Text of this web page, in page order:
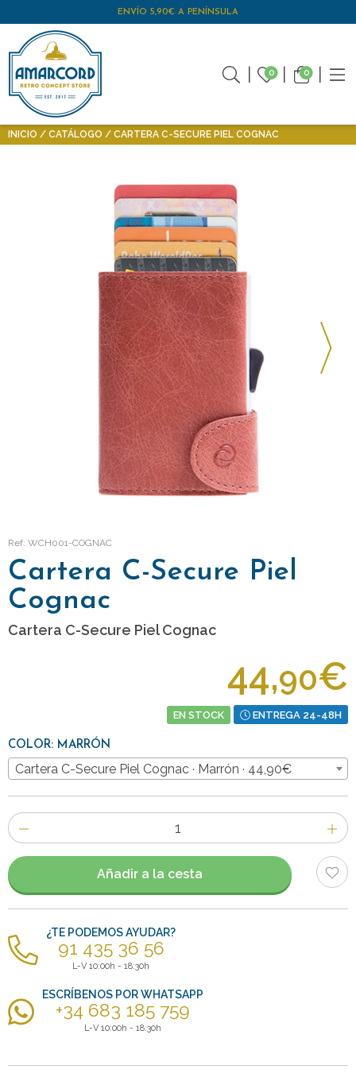
ENVÍO 5,90€ A PENÍNSULA
0 0
INICIO CATÁLOGO CARTERA C-SECURE PIEL COGNAC
Ref: WCH001-COGNAC
Cartera C-Secure Piel
Cognac
Cartera C-Secure Piel Cognac
44,90€
EN STOCK ENTREGA 24-48H
COLOR: MARRÓN
Cartera C-Secure Piel Cognac · Marrón · 44,90€
Número
de
artículos
Añadir a la cesta
¿TE PODEMOS AYUDAR?
91 435 36 56
L-V 10:00h - 18:30h
ESCRÍBENOS POR WHATSAPP
+34 683 185 759
L-V 10:00h - 18:30h